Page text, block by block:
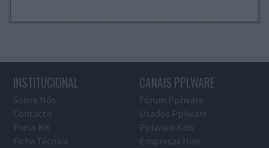
INSTITUCIONAL
Sobre Nós
Contacto
Press Kit
Ficha Técnica
CANAIS PPLWARE
Fórum Pplware
Usados Pplware
Pplware Kids
Empresas Hoje